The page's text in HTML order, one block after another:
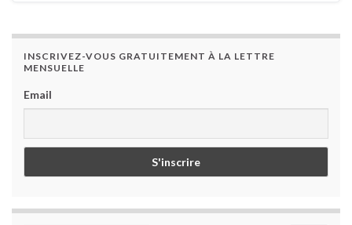
INSCRIVEZ-VOUS GRATUITEMENT À LA LETTRE
MENSUELLE
Email